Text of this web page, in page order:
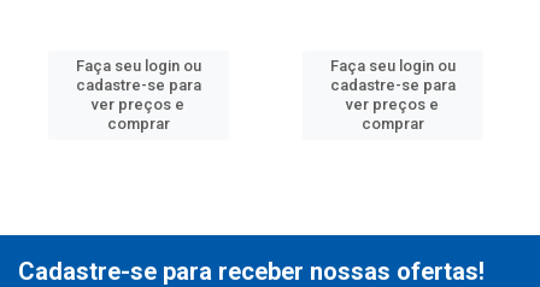
Faça seu login ou
cadastre-se para
ver preços e
comprar
Faça seu login ou
cadastre-se para
ver preços e
comprar
Cadastre-se para receber nossas ofertas!